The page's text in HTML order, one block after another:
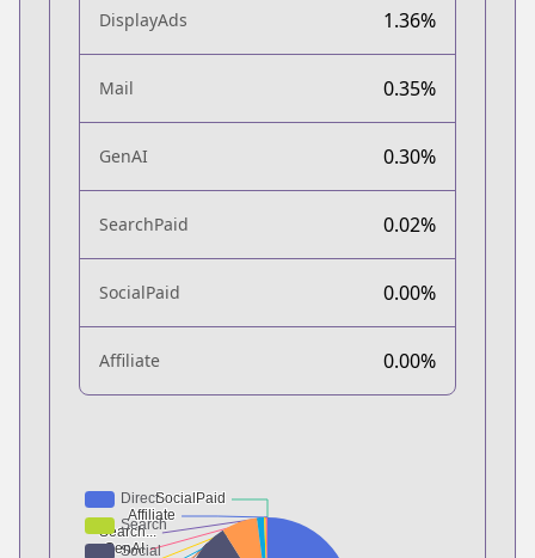
DisplayAds 1.36%
Mail 0.35%
GenAI 0.30%
SearchPaid 0.02%
SocialPaid 0.00%
Affiliate 0.00%